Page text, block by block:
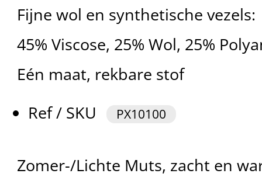
Fijne wol en synthetische vezels:
45% Viscose, 25% Wol, 25%
Eén maat, rekbare stof
Ref / SKU
PX10100
Zomer-/Lichte Muts, zacht en